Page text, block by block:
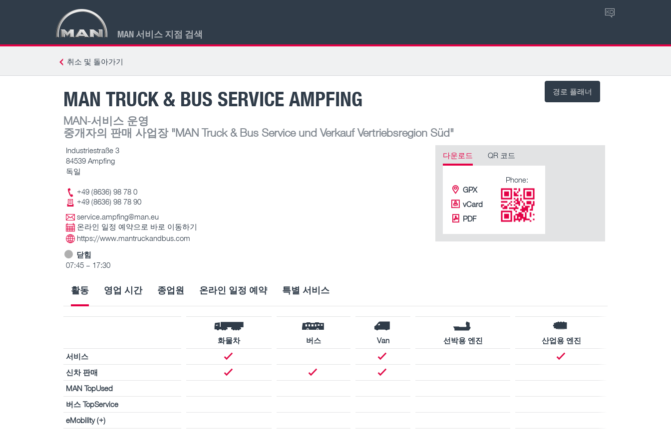
MAN 서비스 지점 검색
KO
취소 및 돌아가기
경로 플래너
MAN TRUCK & BUS SERVICE AMPFING
MAN-서비스 운영
중개자의 판매 사업장"MAN Truck & Bus Service und Verkauf Vertriebsregion Süd"
Industriestraße 3
84539 Ampfing
독일
+49 (8636) 98 78 0
+49 (8636) 98 78 90
service.ampfing@man.eu
온라인 일정 예약으로 바로 이동하기
https://www.mantruckandbus.com
닫힘
07:45 – 17:30
다운로드 QR 코드
GPX
vCard
PDF
Phone:
활동 영업 시간 종업원 온라인 일정 예약 특별 서비스
화물차 버스 Van 선박용 엔진
산업용 엔진
서비스
신차 판매
MAN TopUsed
버스 TopService
eMobility (+)